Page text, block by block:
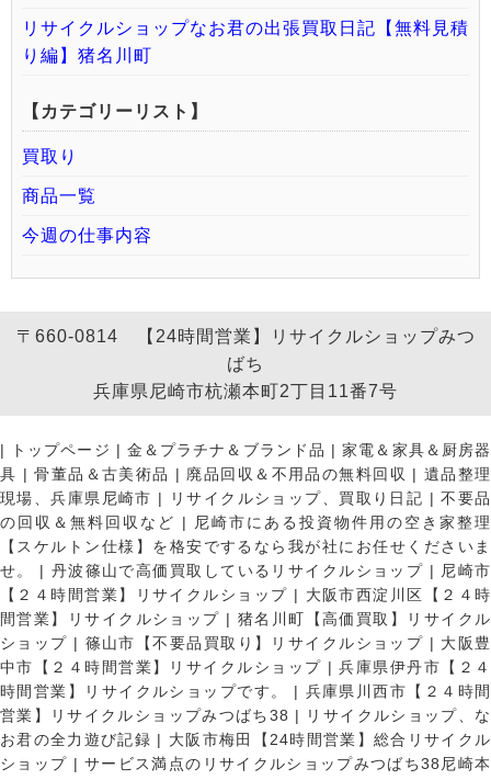
リサイクルショップなお君の出張買取日記【無料見積
り編】猪名川町
【カテゴリーリスト】
買取り
商品一覧
今週の仕事内容
〒660-0814 【24時間営業】リサイクルショップみつ
ばち
兵庫県尼崎市杭瀬本町2丁目11番7号
| トップページ | 金＆プラチナ＆ブランド品 |家電＆家具＆厨房器
具 |骨董品＆古美術品 | 廃品回収＆不用品の無料回収 | 遺品整理
現場、兵庫県尼崎市 | リサイクルショップ、買取り日記 |不要品
の回収＆無料回収など |
尼崎市にある投資物件用の空き家整理
【スケルトン仕様】を格安でするなら我が社にお任せくださいま
せ。
| 丹波篠山で高価買取しているリサイクルショップ | 尼崎市
【２４時間営業】リサイクルショップ | 大阪市西淀川区【２４時
間営業】リサイクルショップ | 猪名川町【高価買取】リサイクル
ショップ | 篠山市【不要品買取り】リサイクルショップ | 大阪豊
中市【２４時間営業】リサイクルショップ |兵庫県伊丹市【２４
時間営業】リサイクルショップです。
| 兵庫県川西市【２４時間
営業】リサイクルショップみつばち38 |
リサイクルショップ、な
お君の全力遊び記録 | 大阪市梅田【24時間営業】総合リサイクル
ショップ |サービス満点のリサイクルショップみつばち38尼崎本